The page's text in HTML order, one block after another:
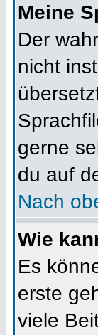
Meine
Der
nicht
gerne
du auf
Nach
Wie
Es
erste
viele